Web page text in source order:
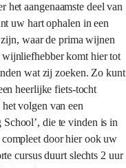
aangenaamste deel van
uw hart ophalen in een
waar de prima wijnen
komt hier tot
wat zij zoeken. Zo kunt
heerlijke fiets-tocht
volgen van een
die te vinden is in
door hier ook uw
cursus duurt slechts 2 uur